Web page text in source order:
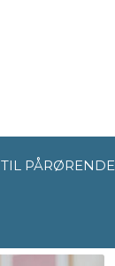
TIL PÅRØRENDE